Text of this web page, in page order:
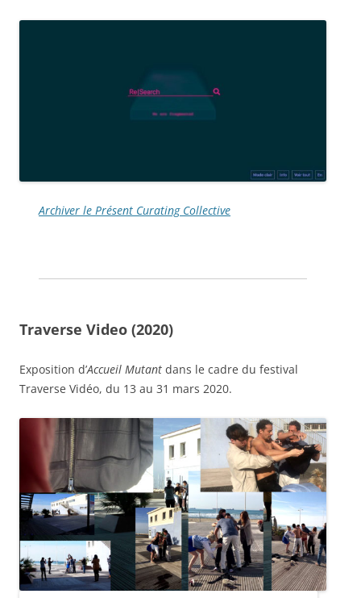
Archiver le Présent Curating Collective
Traverse Video (2020)
Exposition d’Accueil Mutant dans le cadre du festival
Traverse Vidéo, du 13 au 31 mars 2020.